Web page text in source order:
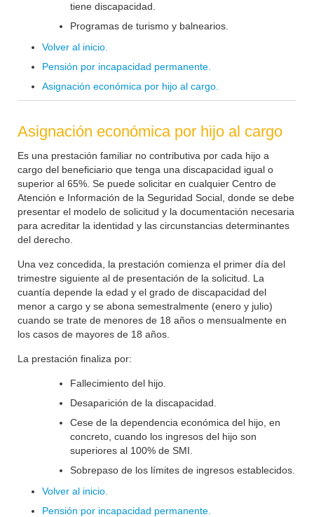
tiene discapacidad.
Programas de turismo y balnearios.
Volver al inicio.
Pensión por incapacidad permanente.
Asignación económica por hijo al cargo.
Asignación económica por hijo al cargo
Es una prestación familiar no contributiva por cada hijo a
cargo del beneficiario que tenga una discapacidad igual o
superior al 65%. Se puede solicitar en cualquier Centro de
Atención e Información de la Seguridad Social, donde se debe
presentar el modelo de solicitud y la documentación necesaria
para acreditar la identidad y las circunstancias determinantes
del derecho.
Una vez concedida, la prestación comienza el primer día del
trimestre siguiente al de presentación de la solicitud. La
cuantía depende la edad y el grado de discapacidad del
menor a cargo y se abona semestralmente (enero y julio)
cuando se trate de menores de 18 años o mensualmente en
los casos de mayores de 18 años.
La prestación finaliza por:
Fallecimiento del hijo.
Desaparición de la discapacidad.
Cese de la dependencia económica del hijo, en
concreto, cuando los ingresos del hijo son
superiores al 100% de SMI.
Sobrepaso de los límites de ingresos establecidos.
Volver al inicio.
Pensión por incapacidad permanente.